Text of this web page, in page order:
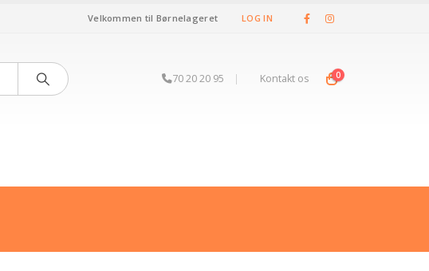
Velkommen til Børnelageret LOG IN
70 20 20 95 | Kontakt os 0